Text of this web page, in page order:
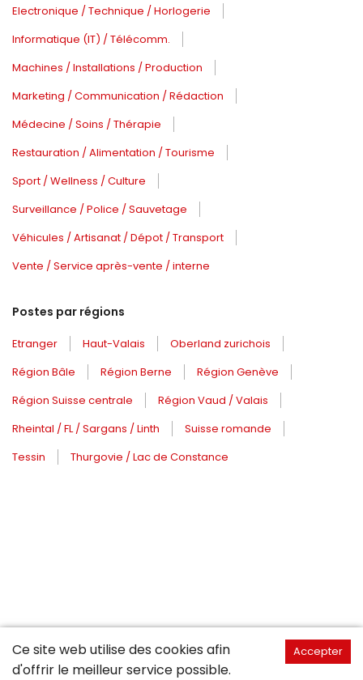
Electronique / Technique / Horlogerie
Informatique (IT) / Télécomm.
Machines / Installations / Production
Marketing / Communication / Rédaction
Médecine / Soins / Thérapie
Restauration / Alimentation / Tourisme
Sport / Wellness / Culture
Surveillance / Police / Sauvetage
Véhicules / Artisanat / Dépot / Transport
Vente / Service après-vente / interne
Postes par régions
Etranger Haut-Valais
Oberland zurichois
Région Bâle
Région Berne
Région Genève
Région Suisse centrale
Région Vaud / Valais
Rheintal / FL / Sargans / Linth
Suisse romande
Tessin
Thurgovie / Lac de Constance
Ce site web utilise des cookies afin
d'offrir le meilleur service possible.
Accepter